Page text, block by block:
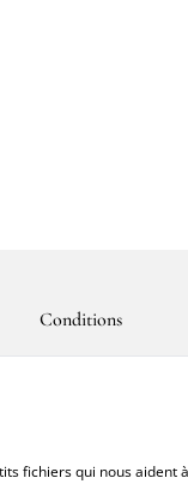
Conditions
fichiers qui nous